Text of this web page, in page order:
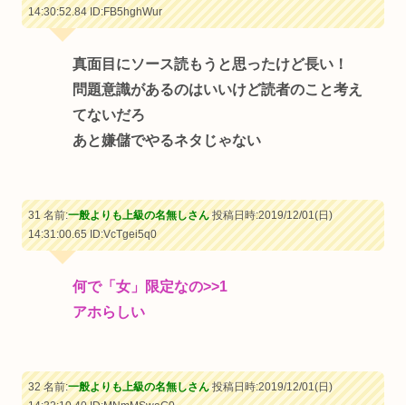
14:30:52.84ID:FB5hghWur
真面目にソース読もうと思ったけど長い！
問題意識があるのはいいけど読者のこと考え
てないだろ
あと嫌儲でやるネタじゃない
31 名前:一般よりも上級の名無しさん投稿日時:2019/12/01(日)
14:31:00.65ID:VcTgei5q0
何で「女」限定なの>>1
アホらしい
32 名前:一般よりも上級の名無しさん投稿日時:2019/12/01(日)